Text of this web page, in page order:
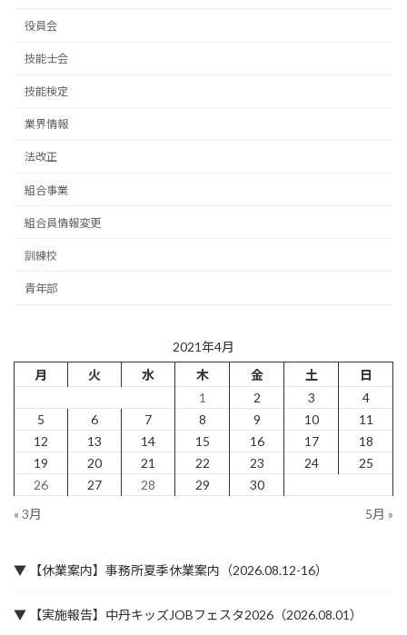
役員会
技能士会
技能検定
業界情報
法改正
組合事業
組合員情報変更
訓練校
青年部
2021年4月
月
火 水 木 金 土
日
1
2 3
4
5
6 7 8 9 10
11
12
13 14 15 16 17
18
19
20 21 22 23 24
25
26
27 28 29
30
« 3月
5月 »
▼ 【休業案内】事務所夏季休業案内（2026.08.12-16）
▼ 【実施報告】中丹キッズJOBフェスタ2026（2026.08.01）